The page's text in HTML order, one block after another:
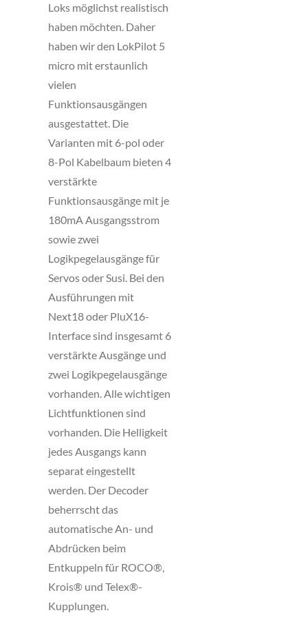
Loks möglichst realistisch
haben möchten. Daher
haben wir den LokPilot 5
micro mit erstaunlich
vielen
Funktionsausgängen
ausgestattet. Die
Varianten mit 6-pol oder
8-Pol Kabelbaum bieten 4
verstärkte
Funktionsausgänge mit je
180mA Ausgangsstrom
sowie zwei
Logikpegelausgänge für
Servos oder Susi. Bei den
Ausführungen mit
Next18 oder PluX16-
Interface sind insgesamt 6
verstärkte Ausgänge und
zwei Logikpegelausgänge
vorhanden. Alle wichtigen
Lichtfunktionen sind
vorhanden. Die Helligkeit
jedes Ausgangs kann
separat eingestellt
werden. Der Decoder
beherrscht das
automatische An- und
Abdrücken beim
Entkuppeln für ROCO®,
Krois® und Telex®-
Kupplungen.